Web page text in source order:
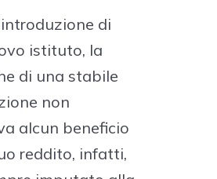
di
istituto, la
di una stabile
non
alcun beneficio
reddito, infatti,